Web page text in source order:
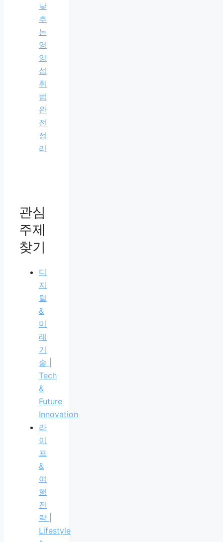
낮
추
는
영
양
섭
취
법
완
전
정
리
관심
주제
찾기
디
지
털
&
미
래
기
술 |
Tech
&
Future
Innovation
라
이
프
&
여
행
전
략 |
Lifestyle